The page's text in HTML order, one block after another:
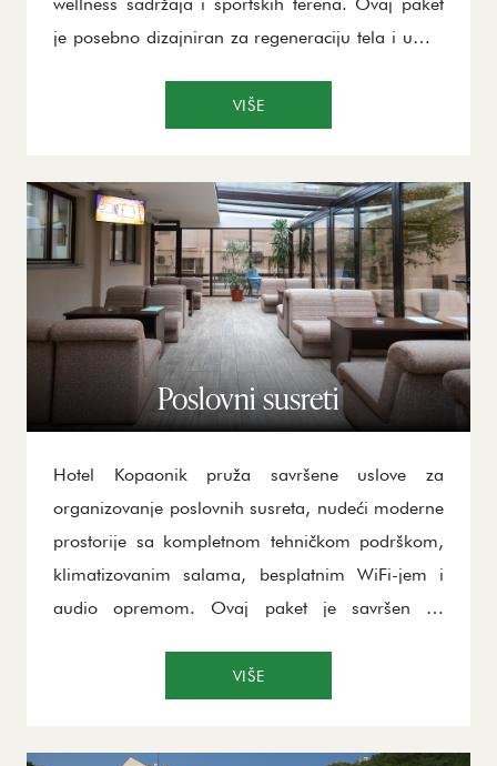
je posebno dizajniran za regeneraciju tela i uma,
revitalizaciju, a naročito je pogodnan za
VIŠE
Poslovni susreti
Hotel Kopaonik pruža savršene uslove za
organizovanje poslovnih susreta, nudeći moderne
prostorije sa kompletnom tehničkom podrškom,
klimatizovanim salama, besplatnim WiFi-jem i
audio opremom. Ovaj paket je savršen za
osoblja koje će se pobrinuti za svaki detalj,
VIŠE